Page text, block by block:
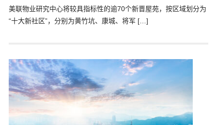
美联物业研究中心将较具指标性的逾70个新晋屋苑，按区域划分为
“十大新社区”，分别为黄竹坑、康城、将军 […]